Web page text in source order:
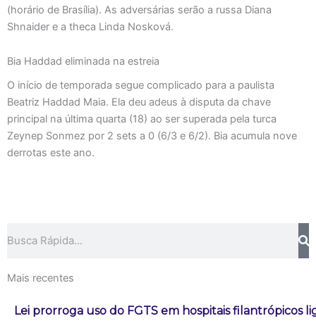
(horário de Brasília). As adversárias serão a russa Diana
Shnaider e a theca Linda Nosková.
Bia Haddad eliminada na estreia
O início de temporada segue complicado para a paulista
Beatriz Haddad Maia. Ela deu adeus à disputa da chave
principal na última quarta (18) ao ser superada pela turca
Zeynep Sonmez por 2 sets a 0 (6/3 e 6/2). Bia acumula nove
derrotas este ano.
Mais recentes
Lei prorroga uso do FGTS em hospitais filantrópicos